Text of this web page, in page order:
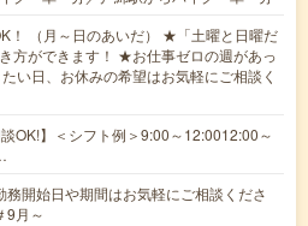
！ （月～日のあいだ） ★「土曜と日曜だ
方ができます！ ★お仕事ゼロの週があっ
い日、お休みの希望はお気軽にご相談く
談OK!】＜シフト例＞9:00～12:0012:00～
開始日や期間はお気軽にご相談くださ
月～